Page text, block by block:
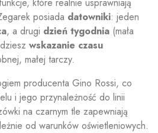
posiada datowniki: jeden
, a drugi dzień tygodnia (mała
wskazanie czasu
małej tarczy.
producenta Gino Rossi, co
i jego przynależność do linii
na czarnym tle zapewniają
od warunków oświetleniowych.